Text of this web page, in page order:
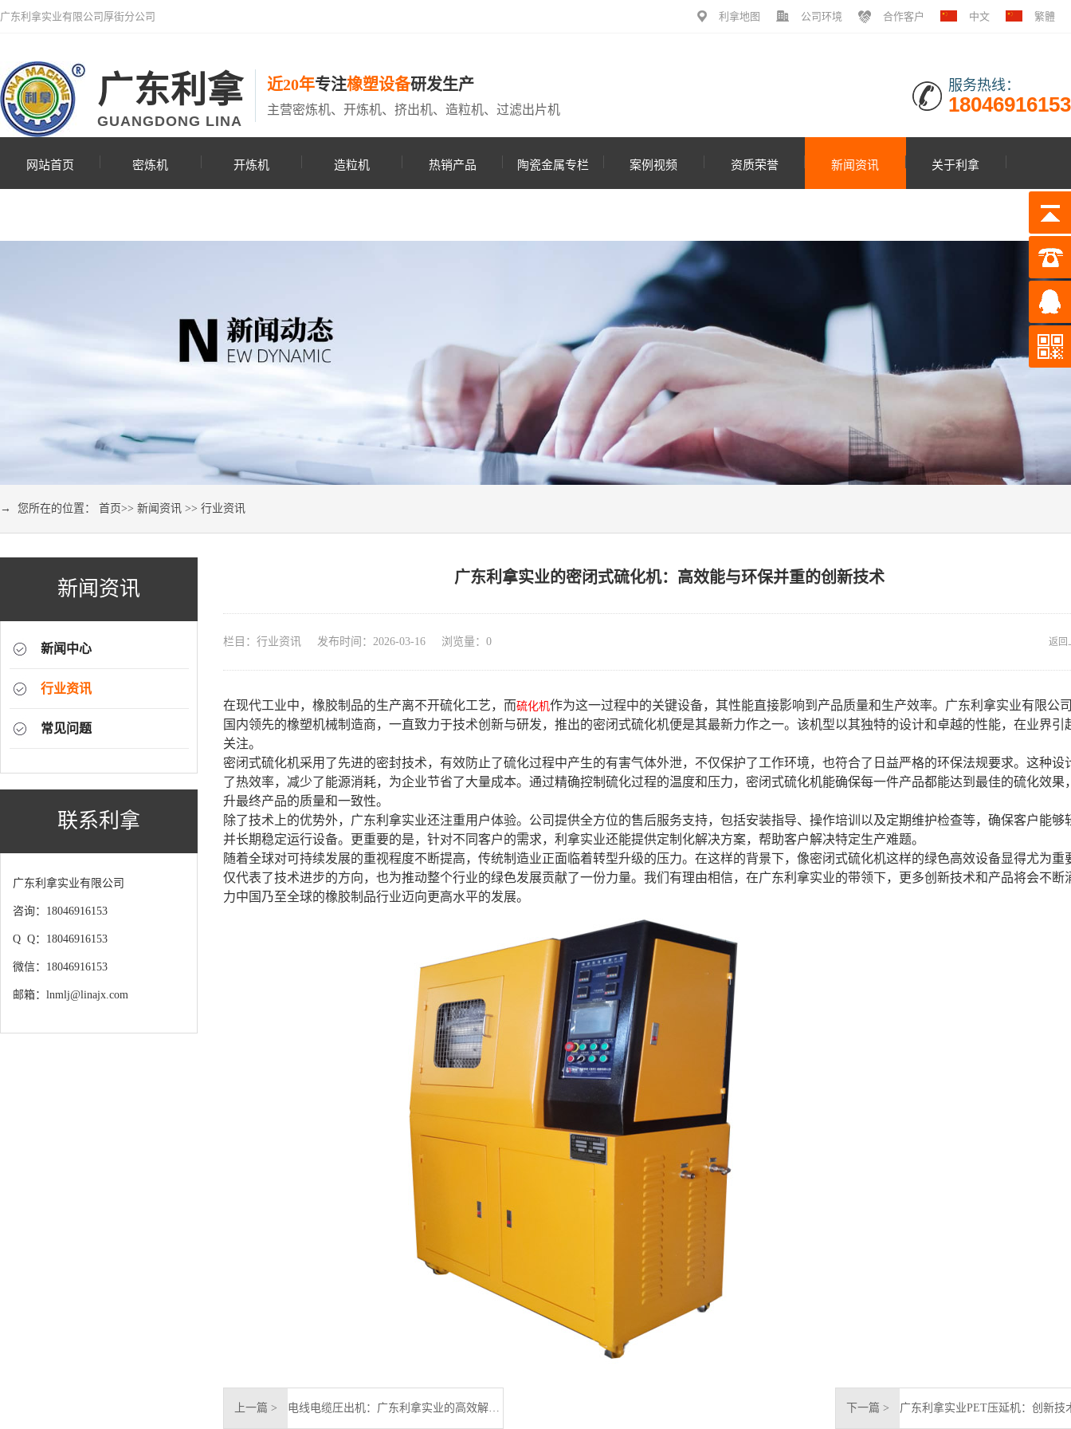
广东利拿实业有限公司厚街分公司 利拿地图 公司环境 合作客户 中文 繁體
广东利拿
GUANGDONG LINA
近20年专注橡塑设备研发生产
主营密炼机、开炼机、挤出机、造粒机、过滤出片机
服务热线：
18046916153
网站首页 密炼机 开炼机 造粒机 热销产品 陶瓷金属专栏 案例视频 资质荣誉 新闻资讯 关于利拿
→ 您所在的位置： 首页>> 新闻资讯 >> 行业资讯
新闻资讯
新闻中心
行业资讯
常见问题
联系利拿
广东利拿实业有限公司
咨询：18046916153
Q Q：18046916153
微信：18046916153
邮箱：lnmlj@linajx.com
广东利拿实业的密闭式硫化机：高效能与环保并重的创新技术
栏目：行业资讯 发布时间：2026-03-16 浏览量： 0 返回
在现代工业中，橡胶制品的生产离不开硫化工艺，而硫化机作为这一过程中的关键设备，其性能直接影响到产品质量和生产效率。广东利拿实业有限公
国内领先的橡塑机械制造商，一直致力于技术创新与研发，推出的密闭式硫化机便是其最新力作之一。该机型以其独特的设计和卓越的性能，在业界引
关注。
密闭式硫化机采用了先进的密封技术，有效防止了硫化过程中产生的有害气体外泄，不仅保护了工作环境，也符合了日益严格的环保法规要求。这种设
了热效率，减少了能源消耗，为企业节省了大量成本。通过精确控制硫化过程的温度和压力，密闭式硫化机能确保每一件产品都能达到最佳的硫化效果
升最终产品的质量和一致性。
除了技术上的优势外，广东利拿实业还注重用户体验。公司提供全方位的售后服务支持，包括安装指导、操作培训以及定期维护检查等，确保客户能够
并长期稳定运行设备。更重要的是，针对不同客户的需求，利拿实业还能提供定制化解决方案，帮助客户解决特定生产难题。
随着全球对可持续发展的重视程度不断提高，传统制造业正面临着转型升级的压力。在这样的背景下，像密闭式硫化机这样的绿色高效设备显得尤为重
仅代表了技术进步的方向，也为推动整个行业的绿色发展贡献了一份力量。我们有理由相信，在广东利拿实业的带领下，更多创新技术和产品将会不断
力中国乃至全球的橡胶制品行业迈向更高水平的发展。
上一篇 > 电线电缆圧出机：广东利拿实业的高效解决方案 下一篇 >